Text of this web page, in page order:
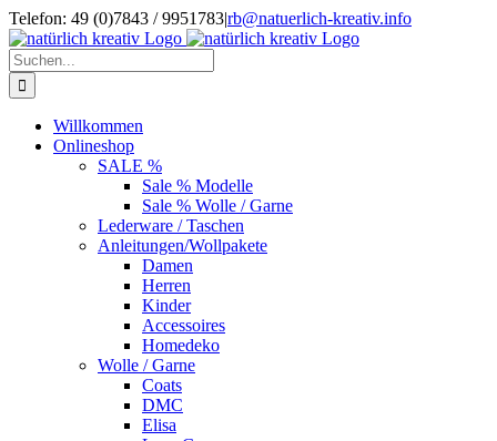
Zum
Inhalt
springen
Telefon: 49 (0)7843 / 9951783|rb@natuerlich-kreativ.info
Suche
nach:
Willkommen
Onlineshop
SALE %
Sale % Modelle
Sale % Wolle / Garne
Lederware / Taschen
Anleitungen/Wollpakete
Damen
Herren
Kinder
Accessoires
Homedeko
Wolle / Garne
Coats
DMC
Elisa